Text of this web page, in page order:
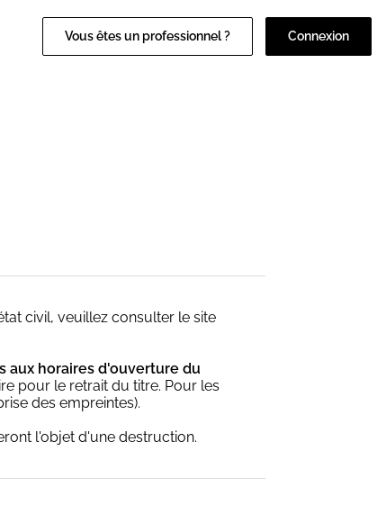
Vous êtes un professionnel ? Connexion
civil, veuillez consulter le site
aux horaires d'ouverture du
pour le retrait du titre. Pour les
des empreintes).
l'objet d'une destruction.